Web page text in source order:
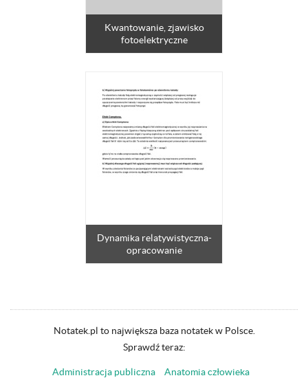
Kwantowanie, zjawisko
fotoelektryczne
Dynamika relatywistyczna-
opracowanie
Notatek.pl to największa baza notatek w Polsce.
Sprawdź teraz:
Administracja publiczna
Anatomia człowieka